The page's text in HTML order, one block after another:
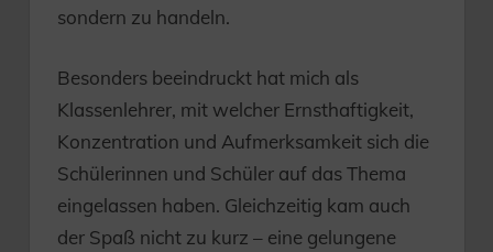
sondern zu handeln.
Besonders beeindruckt hat mich als
Klassenlehrer, mit welcher Ernsthaftigkeit,
Konzentration und Aufmerksamkeit sich die
Schülerinnen und Schüler auf das Thema
eingelassen haben. Gleichzeitig kam auch
der Spaß nicht zu kurz – eine gelungene